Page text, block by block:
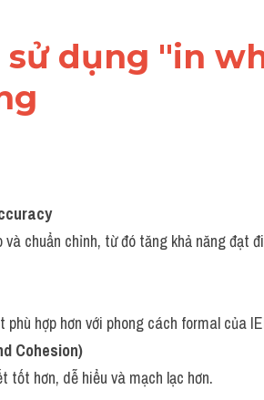
sử dụng "in
chuẩn chỉnh, từ đó tăng khả năng đạt
hợp hơn với phong cách formal của
Cohesion)
tốt hơn, dễ hiểu và mạch lạc hơn.